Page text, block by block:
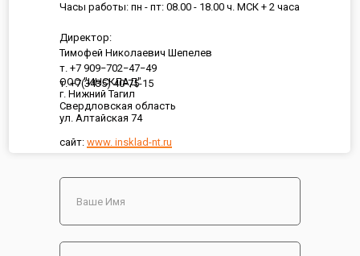
ООО "ИНСКЛАД"
г. Нижний Тагил
Свердловская область
ул. Алтайская 74
сайт: www. insklad-nt.ru
Часы работы: пн - пт: 08.00 - 18.00 ч. МСК + 2 часа
Директор:
Тимофей Николаевич Шепелев
т. +7 909−702−47−49
т. +7(3435) 40-75-15